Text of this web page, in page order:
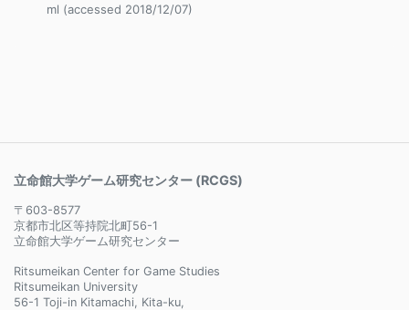
ml (accessed 2018/12/07)
立命館大学ゲーム研究センター (RCGS)
〒603-8577
京都市北区等持院北町56-1
立命館大学ゲーム研究センター
Ritsumeikan Center for Game Studies
Ritsumeikan University
56-1 Toji-in Kitamachi, Kita-ku,